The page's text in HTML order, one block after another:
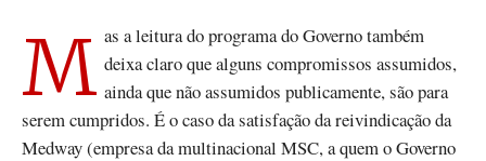
Mas a leitura do programa do Governo também deixa claro que alguns compromissos assumidos,
ainda que não assumidos publicamente, são para
serem cumpridos. É o caso da satisfação da reivindicação da
Medway (empresa da multinacional MSC, a quem o Governo